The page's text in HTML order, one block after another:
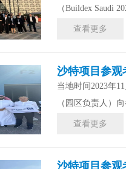
（Buildex Saudi
查看更多
沙特项目参观
当地时间2023年
（园区负责人）
查看更多
沙特项目参